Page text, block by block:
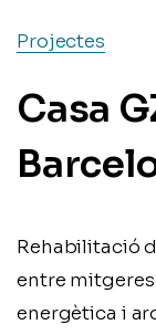
Projectes
Casa
Rehabilitació
entre
energètica i